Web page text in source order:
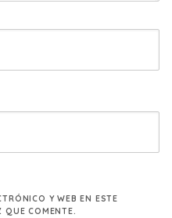
Y WEB EN ESTE
QUE COMENTE.